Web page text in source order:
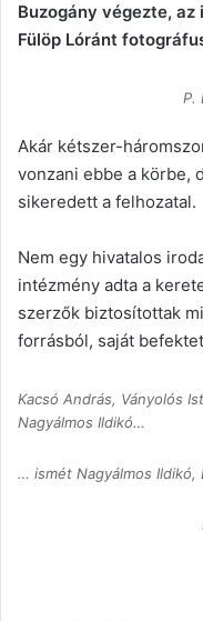
Buzogány végezte,
Fülöp Lóránt
P.
Akár kétszer-
vonzani ebbe a körbe,
sikeredett a felhozatal.
Nem egy hivatalos
intézmény adta a
szerzők biztosítottak
forrásból, saját
Kacsó András, Ványolós
Nagyálmos Ildikó…
… ismét Nagyálmos